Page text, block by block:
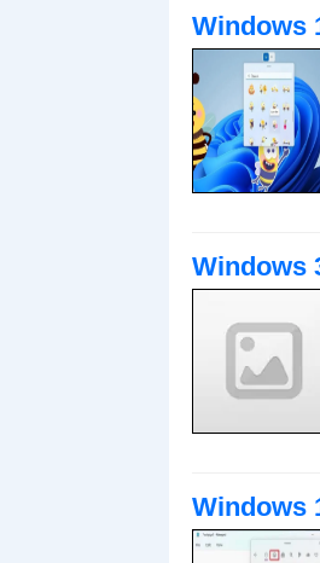
Windows
Windows
Windows